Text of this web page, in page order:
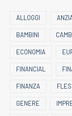
ALLOGGI
BAMBINI
ECONOMIA
FINANCIAL
FINANZA
GENERE